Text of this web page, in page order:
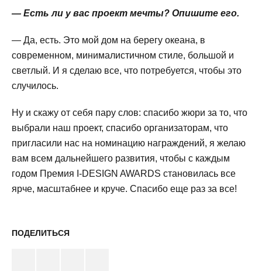
— Есть ли у вас проект мечты? Опишите его.
— Да, есть. Это мой дом на берегу океана, в
современном, минималистичном стиле, большой и
светлый. И я сделаю все, что потребуется, чтобы это
случилось.
Ну и скажу от себя пару слов: спасибо жюри за то, что
выбрали наш проект, спасибо организаторам, что
пригласили нас на номинацию награждений, я желаю
вам всем дальнейшего развития, чтобы с каждым
годом Премия I-DESIGN AWARDS становилась все
ярче, масштабнее и круче. Спасибо еще раз за все!
ПОДЕЛИТЬСЯ